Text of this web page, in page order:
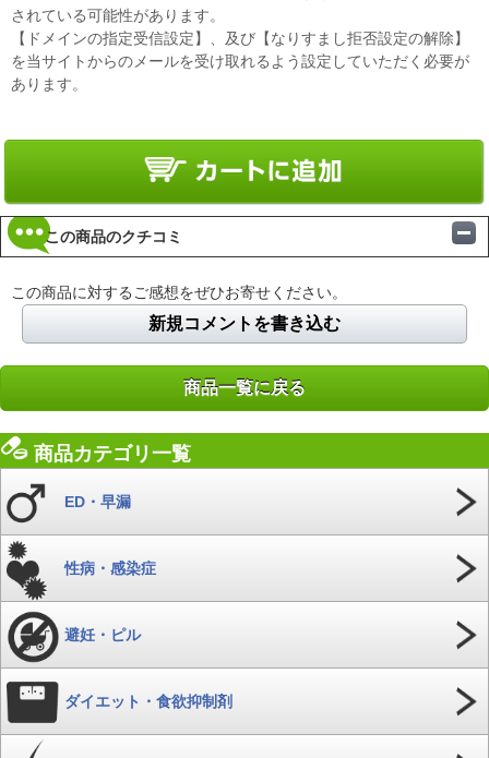
されている可能性があります。
【ドメインの指定受信設定】、及び【なりすまし拒否設定の解除】
を当サイトからのメールを受け取れるよう設定していただく必要が
あります。
この商品のクチコミ
この商品に対するご感想をぜひお寄せください。
新規コメントを書き込む
商品一覧に戻る
商品カテゴリ一覧
ED・早漏
性病・感染症
避妊・ピル
ダイエット・食欲抑制剤